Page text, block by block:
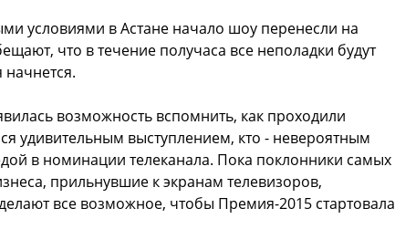
условиями в Астане начало шоу перенесли на
что в течение получаса все неполадки будут
возможность вспомнить, как проходили
удивительным выступлением, кто - невероятным
в номинации телеканала. Пока поклонники самых
прильнувшие к экранам телевизоров,
все возможное, чтобы Премия-2015 стартовала